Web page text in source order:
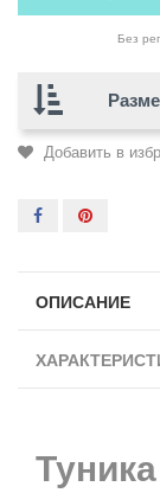
Без
Добавить в
ОПИСАНИЕ